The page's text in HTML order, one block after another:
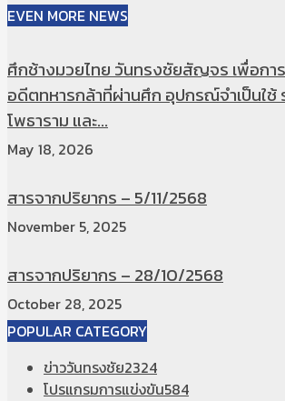
EVEN MORE NEWS
ศึกช้างมวยไทย วันทรงชัยสัญจร เพื่อก
อดีตทหารกล้าที่ผ่านศึก อุปกรณ์จำเป็นใช้
โพธาราม และ...
May 18, 2026
สารจากปริยากร – 5/11/2568
November 5, 2025
สารจากปริยากร – 28/10/2568
October 28, 2025
POPULAR CATEGORY
ข่าววันทรงชัย2324
โปรแกรมการแข่งขัน584